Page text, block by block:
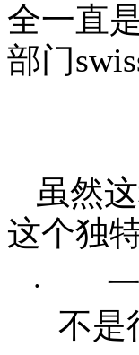
全一直
部门
虽然
这个独
·
不是